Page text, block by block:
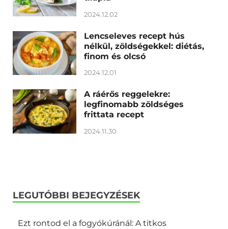
2024.12.02
Lencseleves recept hús
nélkül, zöldségekkel: diétás,
finom és olcsó
2024.12.01
A ráérős reggelekre:
legfinomabb zöldséges
frittata recept
2024.11.30
LEGUTÓBBI BEJEGYZÉSEK
Ezt rontod el a fogyókúránál: A titkos